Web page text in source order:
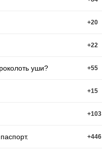
+20
+22
уши? +55
+15
+103
+446